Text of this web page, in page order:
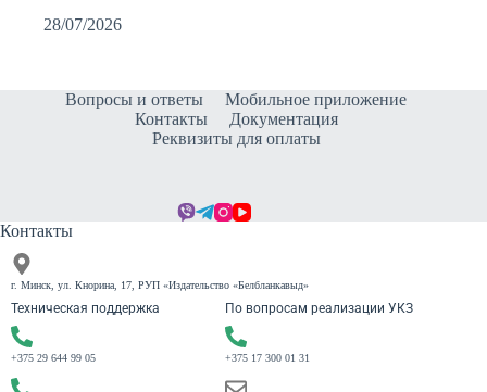
28/07/2026
Вопросы и ответы
Мобильное приложение
Контакты
Документация
Реквизиты для оплаты
Контакты
г. Минск, ул. Кнорина, 17, РУП «Издательство «Белбланкавыд»
Техническая поддержка
+375 29 644 99 05
По вопросам реализации УКЗ
+375 17 300 01 31